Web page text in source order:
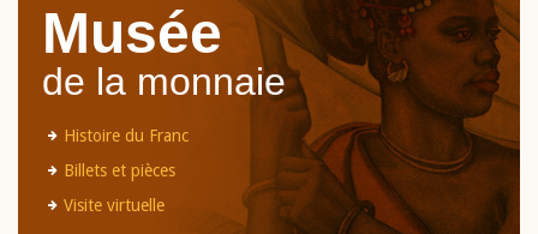
Musée
de la monnaie
Histoire du Franc
Billets et pièces
Visite virtuelle